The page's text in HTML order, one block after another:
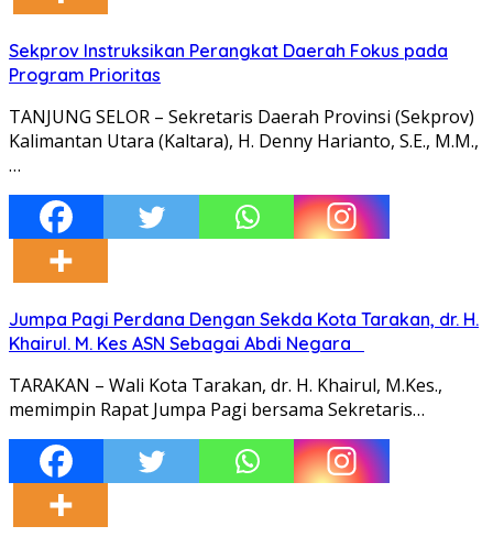
Sekprov Instruksikan Perangkat Daerah Fokus pada
Program Prioritas
TANJUNG SELOR – Sekretaris Daerah Provinsi (Sekprov)
Kalimantan Utara (Kaltara), H. Denny Harianto, S.E., M.M.,
…
Jumpa Pagi Perdana Dengan Sekda Kota Tarakan, dr. H.
Khairul. M. Kes ASN Sebagai Abdi Negara
TARAKAN – Wali Kota Tarakan, dr. H. Khairul, M.Kes.,
memimpin Rapat Jumpa Pagi bersama Sekretaris…